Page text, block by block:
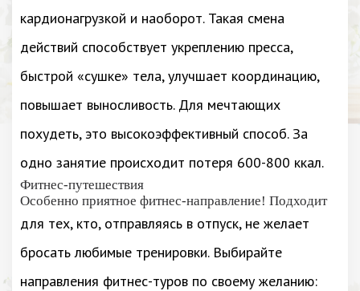
кардионагрузкой и наоборот. Такая смена
действий способствует укреплению пресса,
быстрой «сушке» тела, улучшает координацию,
повышает выносливость. Для мечтающих
похудеть, это высокоэффективный способ. За
одно занятие происходит потеря 600-800 ккал.
Фитнес-путешествия
Особенно приятное фитнес-направление! Подходит
для тех, кто, отправляясь в отпуск, не желает
бросать любимые тренировки. Выбирайте
направления фитнес-туров по своему желанию: